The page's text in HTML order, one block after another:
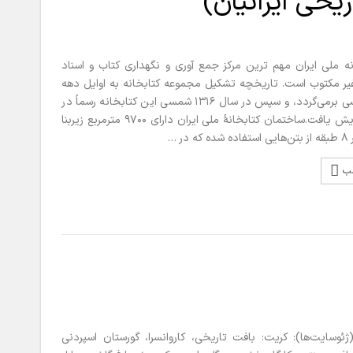
ایران مهم ترین مرکز جمع آوری و نگهداری کتاب و اسناد
مکتوب است. تاریخچه تشکیل مجموعه کتابخانه به اوایل دهه
۱۲۴۰ شمسی بر‌می‌گردد، و سپس در سال ۱۳۱۶ شمسی این کتابخانه رسماً در
تهران گشایش یافت.ساختمان کتابخانهٔ ملی ایران دارای ۹۷۰۰ مترمربع زیربنا
…
کریت: بافت تاریخی، کاروانسرا، گورستان اسپردنی